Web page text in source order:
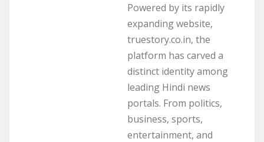
Powered by its rapidly
expanding website,
truestory.co.in, the
platform has carved a
distinct identity among
leading Hindi news
portals. From politics,
business, sports,
entertainment, and